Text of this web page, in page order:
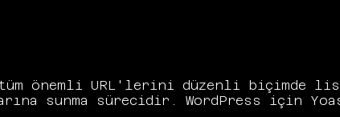
önemli URL'lerini düzenli biçimde
sunma sürecidir. WordPress için